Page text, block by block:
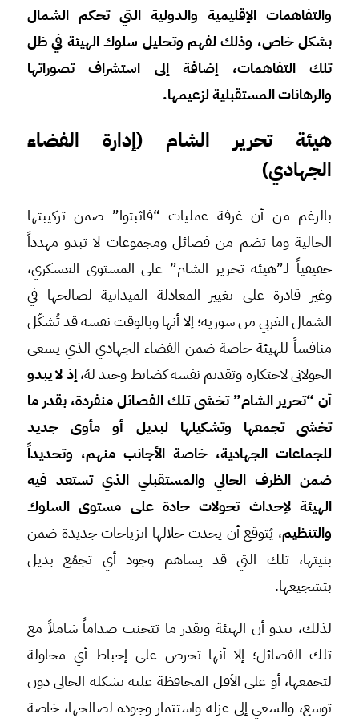
والتفاهمات الإقليمية والدولية التي تحكم الشمال
بشكل خاص، وذلك لفهم وتحليل سلوك الهيئة في ظل
تلك التفاهمات، إضافة إلى استشراف تصوراتها
والرهانات المستقبلية لزعيمها.
هيئة تحرير الشام (إدارة الفضاء
الجهادي)
بالرغم من أن غرفة عمليات “فاثبتوا” ضمن تركيبتها
الحالية وما تضم من فصائل ومجموعات لا تبدو مهدداً
حقيقياً لـ”هيئة تحرير الشام” على المستوى العسكري،
وغير قادرة على تغيير المعادلة الميدانية لصالحها في
الشمال الغربي من سورية؛ إلا أنها وبالوقت نفسه قد تُشكّل
منافساً للهيئة خاصة ضمن الفضاء الجهادي الذي يسعى
الجولاني لاحتكاره وتقديم نفسه كضابط وحيد لهُ،إذ لا يبدو
أن “تحرير الشام” تخشى تلك الفصائل منفردة، بقدر ما
تخشى تجمعها وتشكيلها لبديل أو مأوى جديد
للجماعات الجهادية، خاصة الأجانب منهم، وتحديداً
ضمن الظرف الحالي والمستقبلي الذي تستعد فيه
الهيئة لإحداث تحولات حادة على مستوى السلوك
والتنظيم، يُتوقع أن يحدث خلالها انزياحات جديدة ضمن
بنيتها، تلك التي قد يساهم وجود أي تجمُع بديل
بتشجيعها.
لذلك، يبدو أن الهيئة وبقدر ما تتجنب صداماً شاملاً مع
تلك الفصائل؛ إلا أنها تحرص على إحباط أي محاولة
لتجمعها، أو على الأقل المحافظة عليه بشكله الحالي دون
توسع، والسعي إلى عزله واستثمار وجوده لصالحها، خاصة